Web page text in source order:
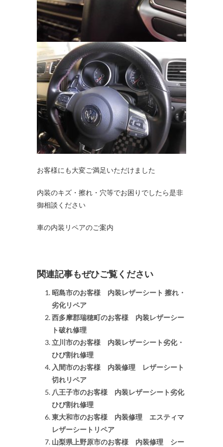
お客様にも大変ご満足いただけました
内装のキズ・擦れ・穴等でお困りでしたら是非
御相談ください
車の内装リペアのご案内
関連記事もぜひご覧ください
昭島市のお客様 内装レザーシート 擦れ・
劣化リペア
西多摩郡瑞穂町のお客様 内装レザーシー
ト破れ修理
立川市のお客様 内装レザーシート劣化・
ひび割れ修理
入間市のお客様 内装修理 レザーシート
切れリペア
八王子市のお客様 内装レザーシート劣化
ひび割れ修理
東大和市のお客様 内装修理 エスティマ
レザーシートリペア
山梨県上野原市のお客様 内装修理 シー